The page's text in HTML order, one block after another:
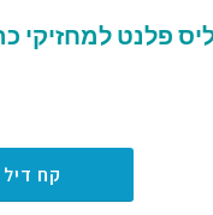
ליס פלנט למחזיקי
קח דיל